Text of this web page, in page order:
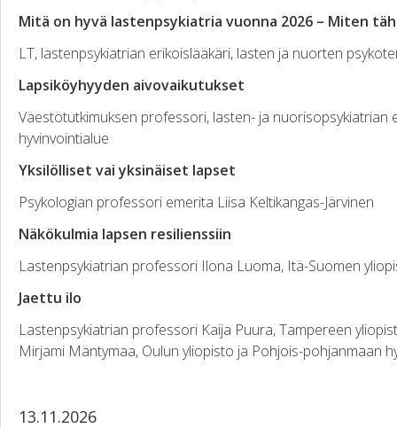
Mitä on hyvä lastenpsykiatria vuonna 2026 – Miten
LT, lastenpsykiatrian erikoislääkäri, lasten ja nuorten
Lapsiköyhyyden aivovaikutukset
Väestötutkimuksen professori, lasten- ja nuorisopsykiatrian
hyvinvointialue
Yksilölliset vai yksinäiset lapset
Psykologian professori emerita Liisa Keltikangas-Järvinen
Näkökulmia lapsen resilienssiin
Lastenpsykiatrian professori Ilona Luoma, Itä-Suomen
Jaettu ilo
Lastenpsykiatrian professori Kaija Puura, Tampereen
Mirjami Mäntymaa, Oulun yliopisto ja Pohjois-pohjanmaan
13.11.2026